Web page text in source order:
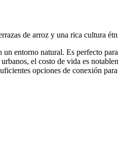
de arroz y una rica cultura
un entorno natural. Es perfecto
el costo de vida es
opciones de conexión